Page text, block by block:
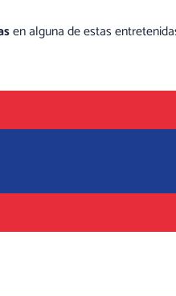
en alguna de estas